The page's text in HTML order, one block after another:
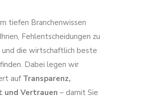
tiefen Branchenwissen
Fehlentscheidungen zu
die wirtschaftlich beste
Dabei legen wir
auf Transparenz,
und Vertrauen – damit Sie